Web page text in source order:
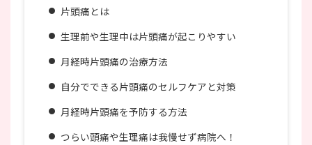
片頭痛とは
生理前や生理中は片頭痛が起こりやすい
月経時片頭痛の治療方法
自分でできる片頭痛のセルフケアと対策
月経時片頭痛を予防する方法
つらい頭痛や生理痛は我慢せず病院へ！